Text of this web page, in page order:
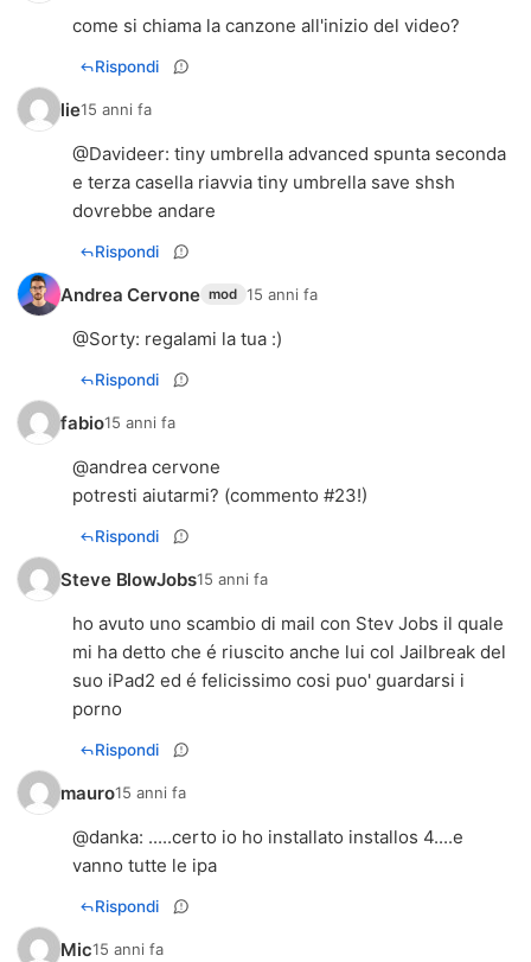
come si chiama la canzone all'inizio del video?
Rispondi
lie15 anni fa
@Davideer: tiny umbrella advanced spunta seconda
e terza casella riavvia tiny umbrella save shsh
dovrebbe andare
Rispondi
Andrea Cervone mod 15 anni fa
@Sorty: regalami la tua :)
Rispondi
fabio15 anni fa
@andrea cervone
potresti aiutarmi? (commento #23!)
Rispondi
Steve BlowJobs15 anni fa
ho avuto uno scambio di mail con Stev Jobs il quale
mi ha detto che é riuscito anche lui col Jailbreak del
suo iPad2 ed é felicissimo cosi puo' guardarsi i
porno
Rispondi
mauro15 anni fa
@danka: .....certo io ho installato installos 4....e
vanno tutte le ipa
Rispondi
Mic15 anni fa